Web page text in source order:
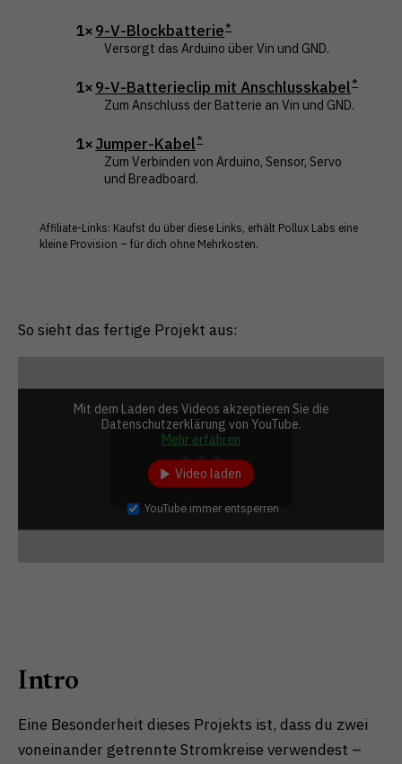
1×9-V-Blockbatterie
Versorgt das Arduino über Vin und GND.
1×9-V-Batterieclip mit Anschlusskabel
Zum Anschluss der Batterie an Vin und GND.
1×Jumper-Kabel
Zum Verbinden von Arduino, Sensor, Servo
und Breadboard.
Affiliate-Links: Kaufst du über diese Links, erhält Pollux Labs eine
kleine Provision – für dich ohne Mehrkosten.
So sieht das fertige Projekt aus:
Mit dem Laden des Videos akzeptieren Sie die
Datenschutzerklärung von YouTube.
Mehr erfahren
Video laden
YouTube immer entsperren
Intro
Eine Besonderheit dieses Projekts ist, dass du zwei
voneinander getrennte Stromkreise verwendest –